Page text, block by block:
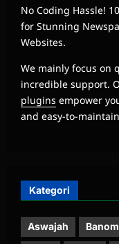
We mainly focus on
incredible support.
plugins empower
and easy-to-
Kategori
Aswajah Banom